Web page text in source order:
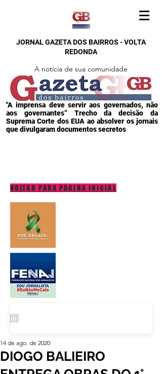
JORNAL GAZETA DOS BAIRROS - VOLTA
REDONDA
A notícia de sua comunidade
"A imprensa deve servir aos governados, não
aos governantes” Trecho da decisão da
Suprema Corte dos EUA ao absolver os jornais
que divulgaram documentos secretos
VOLTAR PARA PÁGINA INICIAL
DIOGO BALIEIRO
14 de ago. de 2020